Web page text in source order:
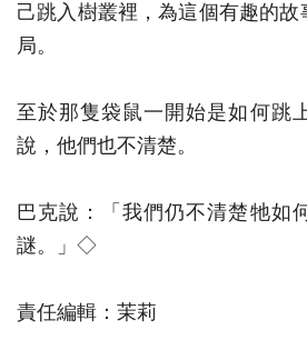
己跳入樹叢裡，為這個有趣的
局。
至於那隻袋鼠一開始是如何跳
說，他們也不清楚。
巴克說：「我們仍不清楚牠如
謎。」◇
責任編輯：茉莉